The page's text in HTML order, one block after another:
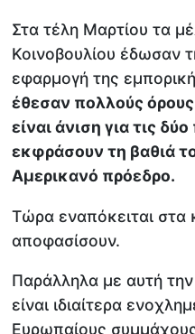
Στα τέλη Μαρτίου τα
Κοινοβουλίου έδωσαν
εφαρμογή της
έθεσαν πολλούς
είναι άνιση για τις
εκφράσουν τη βαθιά
Αμερικανό πρόεδρο.
Τώρα εναπόκειται στα
αποφασίσουν.
Παράλληλα με αυτή
είναι ιδιαίτερα
Ευρωπαίους